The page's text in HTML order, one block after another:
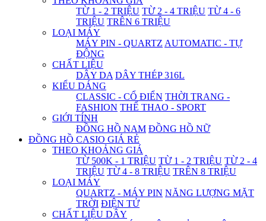
TỪ 1 - 2 TRIỆU TỪ 2 - 4 TRIỆU TỪ 4 - 6
TRIỆU TRÊN 6 TRIỆU
LOẠI MÁY
MÁY PIN - QUARTZ AUTOMATIC - TỰ
ĐỘNG
CHẤT LIỆU
DÂY DA DÂY THÉP 316L
KIỂU DÁNG
CLASSIC - CỔ ĐIỂN THỜI TRANG -
FASHION THỂ THAO - SPORT
GIỚI TÍNH
ĐỒNG HỒ NAM ĐỒNG HỒ NỮ
ĐỒNG HỒ CASIO GIÁ RẺ
THEO KHOẢNG GIÁ
TỪ 500K - 1 TRIỆU TỪ 1 - 2 TRIỆU TỪ 2 - 4
TRIỆU TỪ 4 - 8 TRIỆU TRÊN 8 TRIỆU
LOẠI MÁY
QUARTZ - MÁY PIN NĂNG LƯỢNG MẶT
TRỜI ĐIỆN TỬ
CHẤT LIỆU DÂY